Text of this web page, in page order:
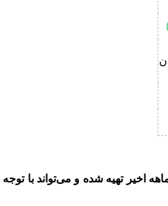
اخیر تهیه شده و می‌تواند با توجه